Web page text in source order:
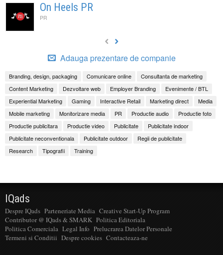
On Heels PR
PR
Adauga prezentare de companie
Branding, design, packaging Comunicare online
Consultanta de marketing
Content Marketing
Dezvoltare web Employer Branding
Evenimente / BTL
Experiential Marketing
Gaming Interactive Retail Marketing direct
Media
Mobile marketing
Monitorizare media PR Productie audio
Productie foto
Productie publicitara
Productie video Publicitate
Publicitate indoor
Publicitate neconventionala
Publicitate outdoor
Regii de publicitate
Research
Tipografii Training
IQads
Despre IQads Parteneriate Media Creative Start-Up Program
Contributor @ IQads & SMARK Politica Editoriala
Politica Comerciala Legal Info Prelucrarea Datelor Personale
Termeni si Conditii Despre cookies Contacteaza-ne